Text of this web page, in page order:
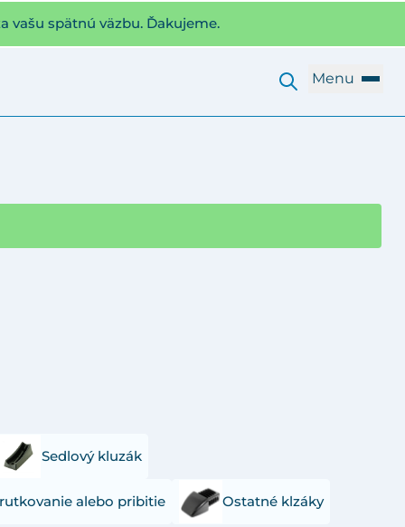
vašu spätnú väzbu. Ďakujeme.
Menu
Sedlový kluzák
alebo pribitie Ostatné klzáky